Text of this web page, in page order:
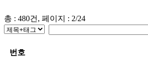
총 : 480건, 페이지 : 2/24
번호